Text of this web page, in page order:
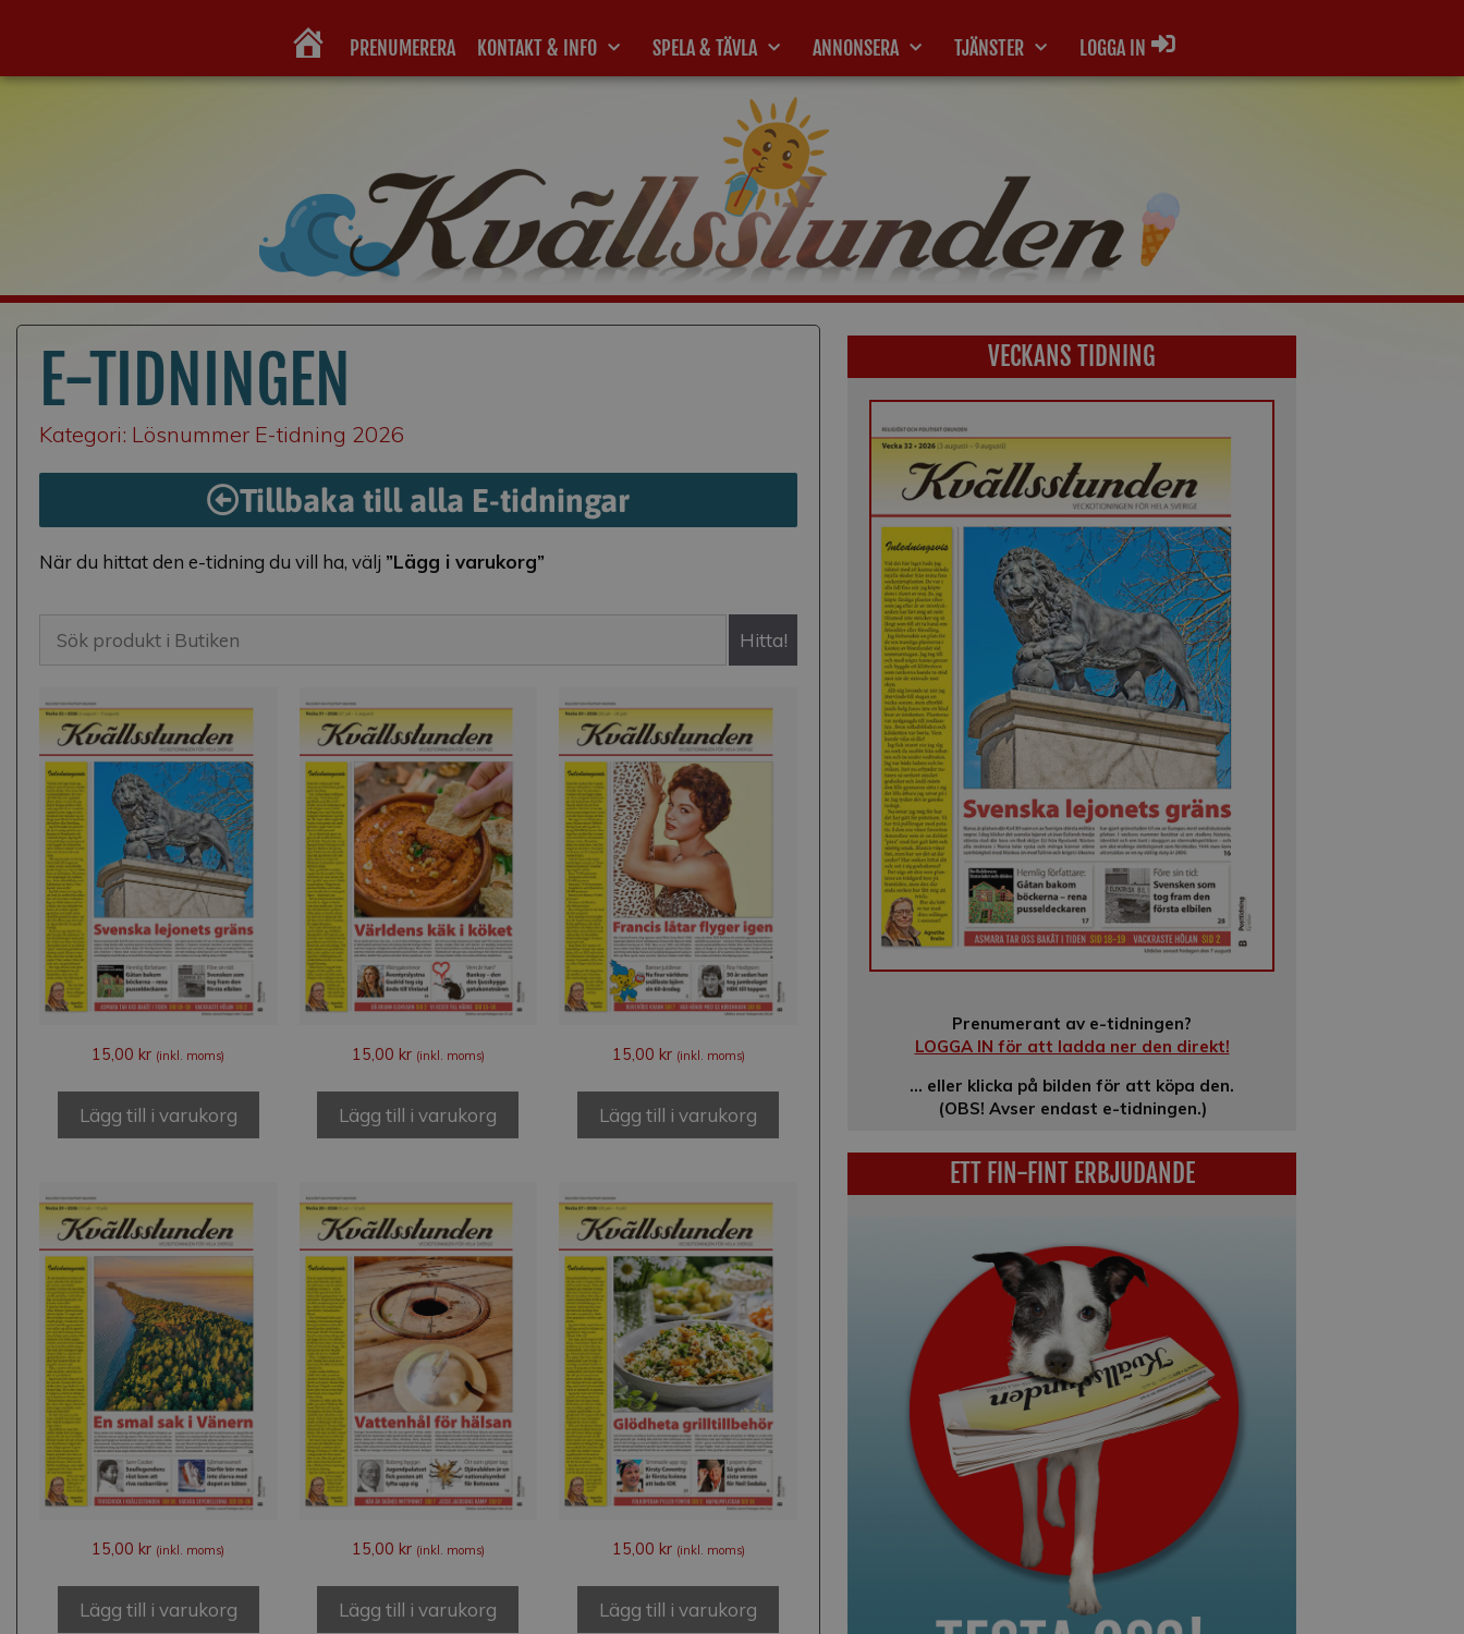
HEM PRENUMERERA KONTAKT & INFO SPELA & TÄVLA ANNONSERA TJÄNSTER LOGGA IN
E-TIDNINGEN
Kategori: Lösnummer E-tidning 2026
Tillbaka till alla E-tidningar
När du hittat den e-tidning du vill ha, välj ”Lägg i varukorg”
Hitta!
15,00kr (inkl. moms)
Lägg till i varukorg
15,00 kr (inkl. moms)
Lägg till i varukorg
15,00 kr (inkl. moms)
Lägg till i varukorg
15,00kr (inkl. moms)
Lägg till i varukorg
15,00 kr (inkl. moms)
Lägg till i varukorg
15,00 kr (inkl. moms)
Lägg till i varukorg
VECKANS TIDNING
Prenumerant av e-tidningen?
LOGGA IN för att ladda ner den direkt!
… eller klicka på bilden för att köpa den.
(OBS! Avser endast e-tidningen.)
ETT FIN-FINT ERBJUDANDE